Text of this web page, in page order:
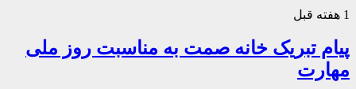
1 هفته قبل
پیام تبریک خانه صمت به مناسبت روز ملی
مهارت